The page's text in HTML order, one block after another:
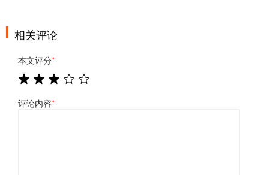
相关评论
本文评分*
评论内容*